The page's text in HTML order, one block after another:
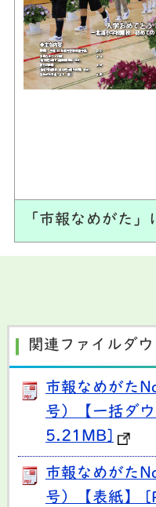
「市報なめがた
関連ファイルダ
市報なめがた
号）【一括ダ
5.21MB]
市報なめがた
号）【表紙】